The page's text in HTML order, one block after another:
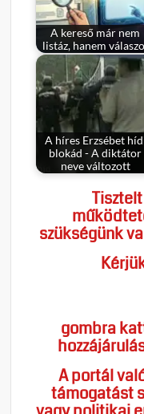
A kereső már nem
listáz, hanem
A híres Erzsébet
blokád - A diktátor
neve változott
szükségünk
gombra
A portál
támogatást